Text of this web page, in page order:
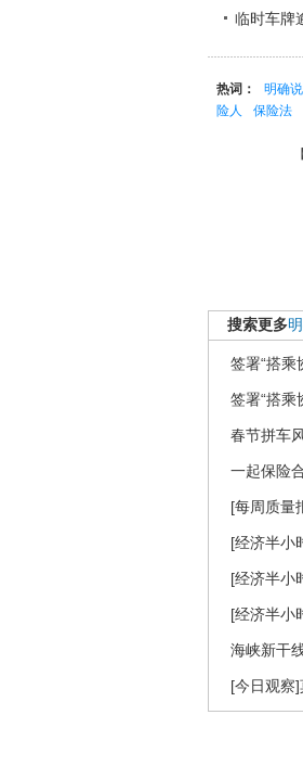
临时车牌
热词： 明确
险人
保险法
【
搜索更多
签署“搭乘
签署“搭乘
春节拼车
一起保险
[每周质量
[经济半小
[经济半小
[经济半小
海峡新干
[今日观察]